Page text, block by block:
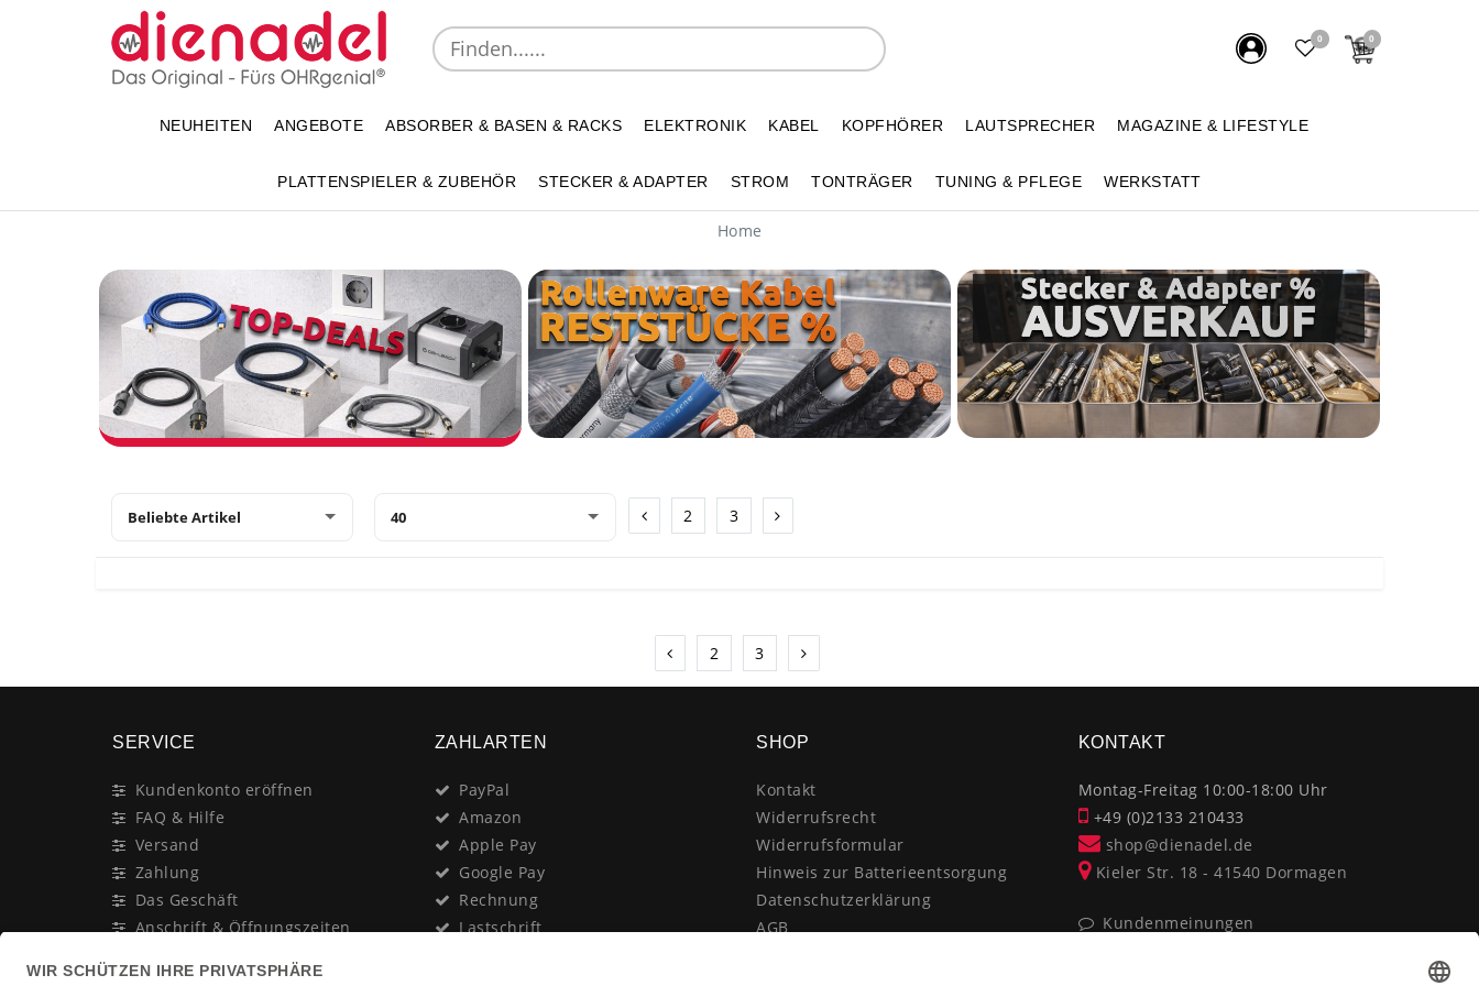
0 0
NEUHEITEN ANGEBOTE ABSORBER & BASEN & RACKS ELEKTRONIK KABEL KOPFHÖRER LAUTSPRECHER MAGAZINE & LIFESTYLE
PLATTENSPIELER & ZUBEHÖR STECKER & ADAPTER STROM TONTRÄGER TUNING & PFLEGE WERKSTATT
Home
2 3
2 3
SERVICE
Kundenkonto eröffnen
FAQ & Hilfe
Versand
Zahlung
Das Geschäft
Anschrift & Öffnungszeiten
ZAHLARTEN
PayPal
Amazon
Apple Pay
Google Pay
Rechnung
Lastschrift
SHOP
Kontakt
Widerrufsrecht
Widerrufsformular
Hinweis zur Batterieentsorgung
Datenschutzerklärung
AGB
KONTAKT
Montag-Freitag 10:00-18:00 Uhr
+49 (0)2133 210433
shop@dienadel.de
Kieler Str. 18 - 41540 Dormagen
Kundenmeinungen